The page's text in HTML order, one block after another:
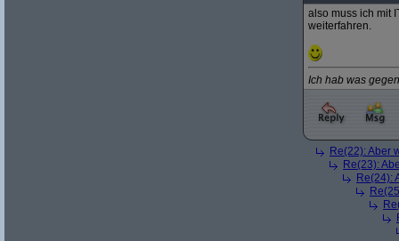
also muss ich mit
weiterfahren.
Ich hab was
Re(22): Aber
Re(23):
Re(24):